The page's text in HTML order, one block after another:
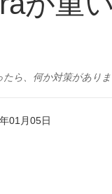
ら、何か対策があり
01月05日